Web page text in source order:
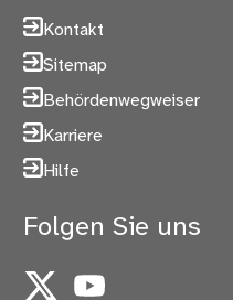
Kontakt
Sitemap
Behördenwegweiser
Karriere
Hilfe
Folgen Sie uns
X YouTube